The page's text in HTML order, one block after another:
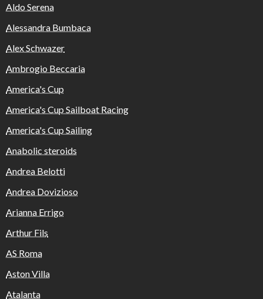
Aldo Serena
Alessandra Bumbaca
Alex Schwazer
Ambrogio Beccaria
America's Cup
America's Cup Sailboat Racing
America's Cup Sailing
Anabolic steroids
Andrea Belotti
Andrea Dovizioso
Arianna Errigo
Arthur Fils
AS Roma
Aston Villa
Atalanta